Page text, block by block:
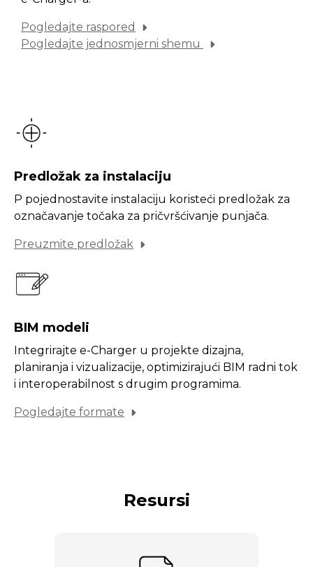
Pogledajte raspored
Pogledajte jednosmjerni shemu
Predložak za instalaciju
P pojednostavite instalaciju koristeći predložak za
označavanje točaka za pričvršćivanje punjača.
Preuzmite predložak
BIM modeli
Integrirajte e-Charger u projekte dizajna,
planiranja i vizualizacije, optimizirajući BIM radni tok
i interoperabilnost s drugim programima.
Pogledajte formate
Resursi